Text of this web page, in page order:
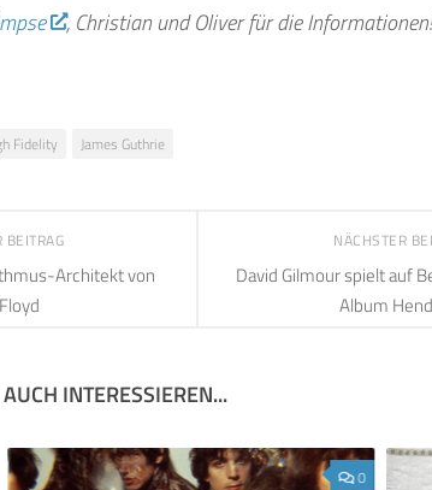
, Christian und Oliver für die Informationen!
Fidelity James Guthrie
NÄCHSTER
David Gilmour spielt auf
Album
BEITRAG
Architekt von
INTERESSIEREN...
0